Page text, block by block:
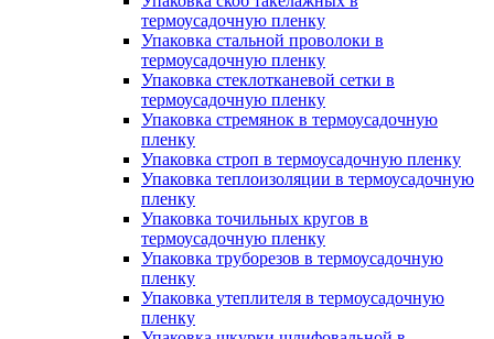
термоусадочную пленку
Упаковка стальной проволоки в
термоусадочную пленку
Упаковка стеклотканевой сетки в
термоусадочную пленку
Упаковка стремянок в термоусадочную
пленку
Упаковка строп в термоусадочную пленку
Упаковка теплоизоляции в термоусадочную
пленку
Упаковка точильных кругов в
термоусадочную пленку
Упаковка труборезов в термоусадочную
пленку
Упаковка утеплителя в термоусадочную
пленку